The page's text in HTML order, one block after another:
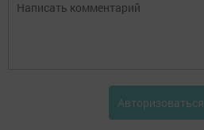
Авторизоваться